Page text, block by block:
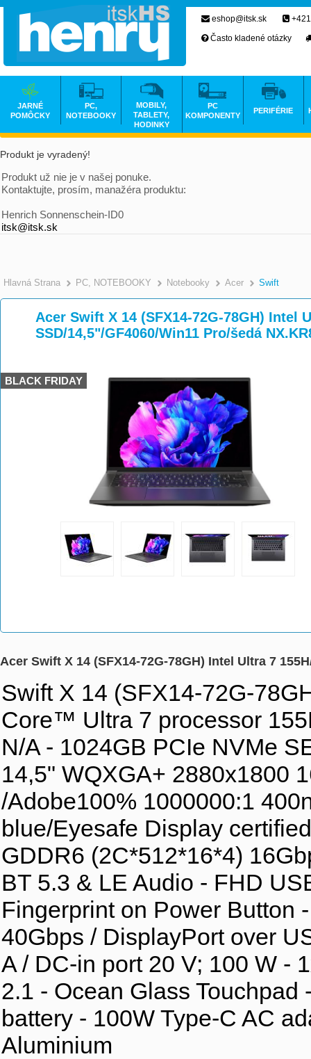
Produkt je vyradený!
Produkt už nie je v našej ponuke.
Kontaktujte, prosím, manažéra produktu:
Henrich Sonnenschein-ID0
itsk@itsk.sk
Hlavná Strana >
PC, NOTEBOOKY >
Notebooky >
Acer Swift
Acer Swift X 14 (SFX14-72G-78GH) Intel
SSD/14,5"/GF4060/Win11 Pro/šedá
BLACK FRIDAY
Acer Swift X 14 (SFX14-72G-78GH) Intel Ultra 7
Swift X 14 (SFX14-72G-
Core™ Ultra 7 processor
N/A - 1024GB PCIe NVMe
14,5" WQXGA+ 2880x1800
/Adobe100% 1000000:1
blue/Eyesafe Display
GDDR6 (2C*512*16*4)
BT 5.3 & LE Audio - FHD
Fingerprint on Power
40Gbps / DisplayPort over
A / DC-in port 20 V; 100 W -
2.1 - Ocean Glass
battery - 100W Type-C AC
Aluminium
eshop@itsk.sk
Často kladené otázky
JARNÉ
POMÔCKY
PC,
NOTEBOOKY
MOBILY,
TABLETY,
HODINKY
PC
KOMPONENTY
PERIFÉRIE